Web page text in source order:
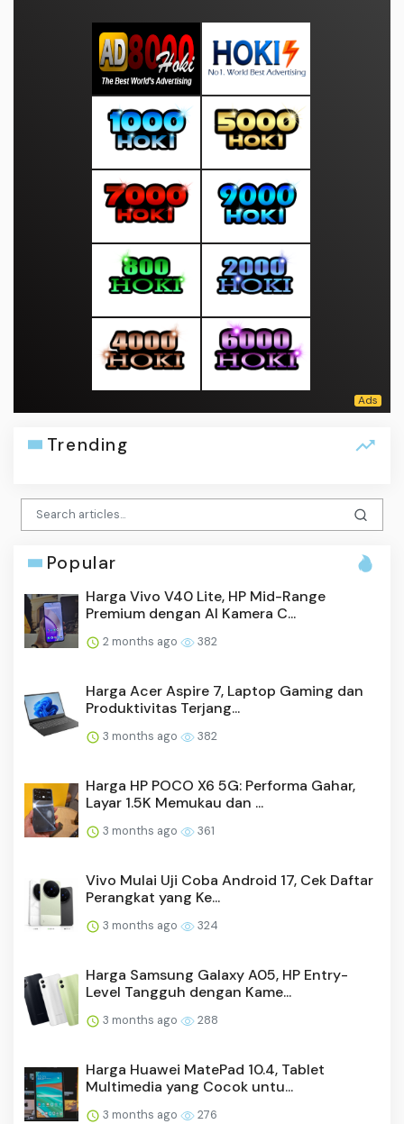
Trending
Popular
Harga Vivo V40 Lite, HP Mid-Range
Premium dengan AI Kamera C...
2 months ago 382
Harga Acer Aspire 7, Laptop Gaming dan
Produktivitas Terjang...
3 months ago 382
Harga HP POCO X6 5G: Performa Gahar,
Layar 1.5K Memukau dan ...
3 months ago 361
Vivo Mulai Uji Coba Android 17, Cek Daftar
Perangkat yang Ke...
3 months ago 324
Harga Samsung Galaxy A05, HP Entry-
Level Tangguh dengan Kame...
3 months ago 288
Harga Huawei MatePad 10.4, Tablet
Multimedia yang Cocok untu...
3 months ago 276